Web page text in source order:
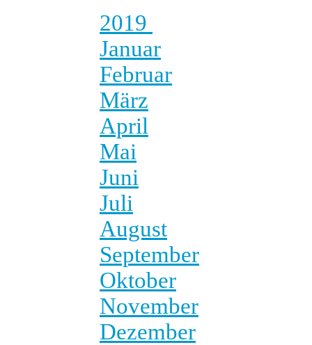
2019
Januar
Februar
März
April
Mai
Juni
Juli
August
September
Oktober
November
Dezember